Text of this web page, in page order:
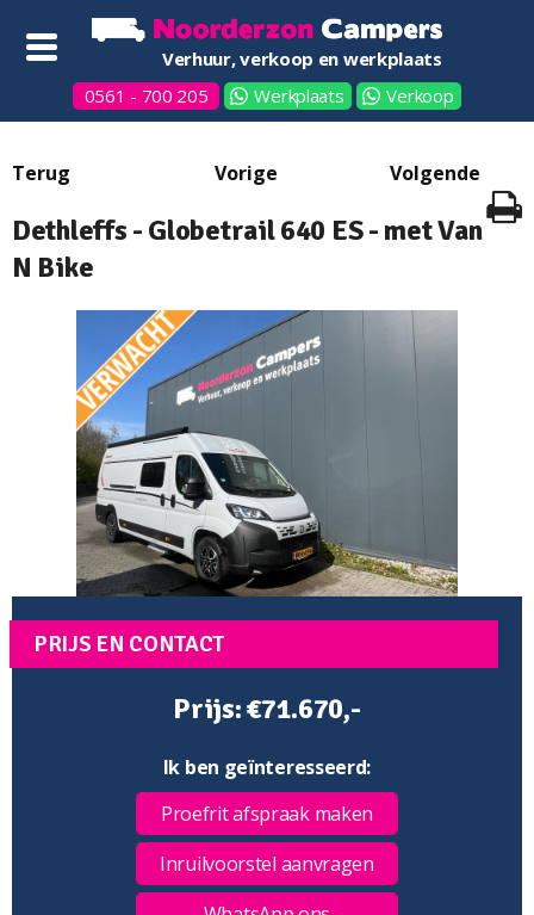
Verhuur, verkoop en werkplaats
0561 - 700 205
Werkplaats Verkoop
Dethleffs - Globetrail 640 ES - met Van
N Bike
PRIJS EN CONTACT
Prijs: €71.670,-
Ik ben geïnteresseerd:
Proefrit afspraak maken
Inruilvoorstel aanvragen